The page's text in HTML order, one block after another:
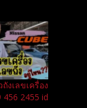
งเลขเครื่อง
456 2455 id